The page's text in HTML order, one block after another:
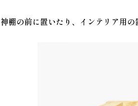
神棚の前に置いたり、インテリア用の